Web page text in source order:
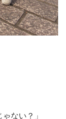
ない？」